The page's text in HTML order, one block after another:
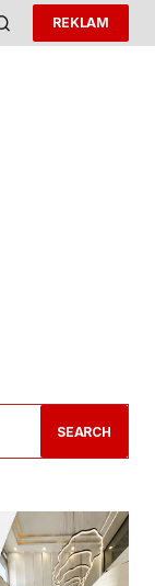
REKLAM
SEARCH